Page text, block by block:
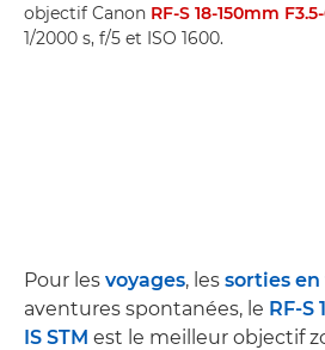
objectif Canon RF-S 18-150mm
1/2000 s, f/5 et ISO 1600.
Pour les voyages, les sorties
aventures spontanées, le RF-S
IS STM est le meilleur objectif